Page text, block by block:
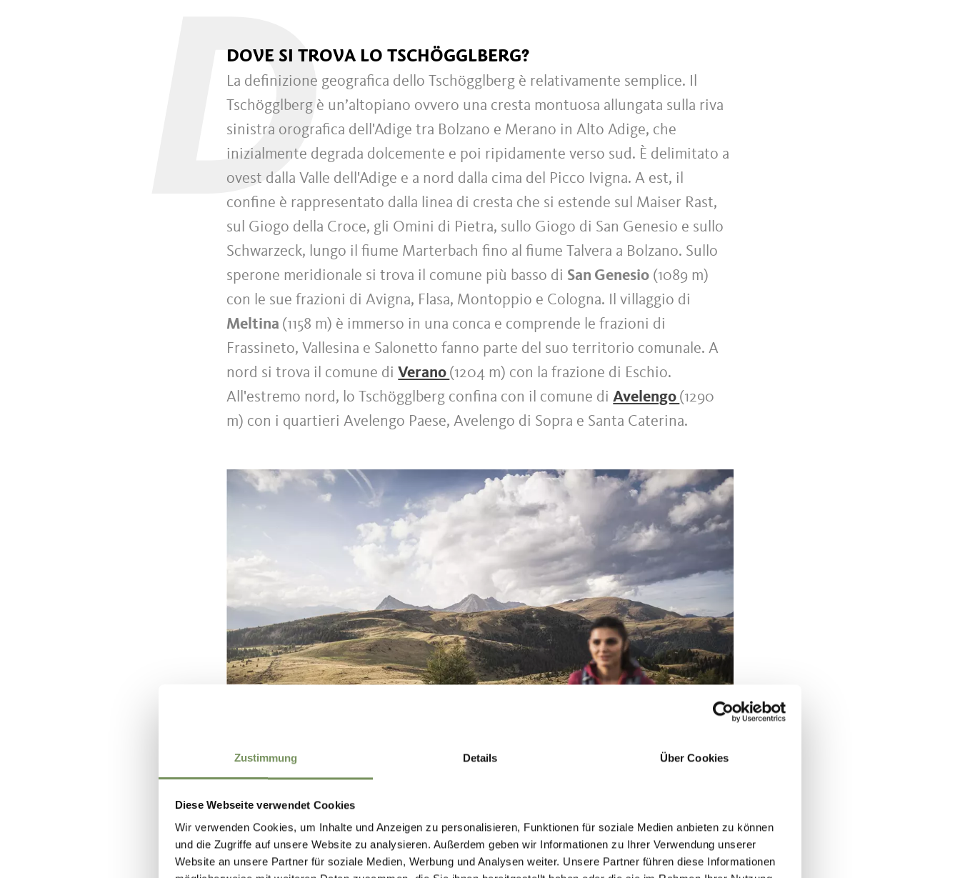
Zustimmung Details Über Cookies
Diese Webseite verwendet Cookies
Wir verwenden Cookies, um Inhalte und Anzeigen zu personalisieren, Funktionen für soziale Medien anbieten zu können
und die Zugriffe auf unsere Website zu analysieren. Außerdem geben wir Informationen zu Ihrer Verwendung unserer
Website an unsere Partner für soziale Medien, Werbung und Analysen weiter. Unsere Partner führen diese Informationen
D
DOVE SI TROVA LO TSCHÖGGLBERG?
La definizione geografica dello Tschögglberg è relativamente semplice. Il
Tschögglberg è un’altopiano ovvero una cresta montuosa allungata sulla riva
sinistra orografica dell'Adige tra Bolzano e Merano in Alto Adige, che
inizialmente degrada dolcemente e poi ripidamente verso sud. È delimitato a
ovest dalla Valle dell'Adige e a nord dalla cima del Picco Ivigna. A est, il
confine è rappresentato dalla linea di cresta che si estende sul Maiser Rast,
sul Giogo della Croce, gli Omini di Pietra, sullo Giogo di San Genesio e sullo
Schwarzeck, lungo il fiume Marterbach fino al fiume Talvera a Bolzano. Sullo
sperone meridionale si trova il comune più basso di San Genesio (1089 m)
con le sue frazioni di Avigna, Flasa, Montoppio e Cologna. Il villaggio di
Meltina (1158 m) è immerso in una conca e comprende le frazioni di
Frassineto, Vallesina e Salonetto fanno parte del suo territorio comunale. A
nord si trova il comune diVerano (1204 m) con la frazione di Eschio.
All'estremo nord, lo Tschögglberg confina con il comune diAvelengo (1290
m) con i quartieri Avelengo Paese, Avelengo di Sopra e Santa Caterina.